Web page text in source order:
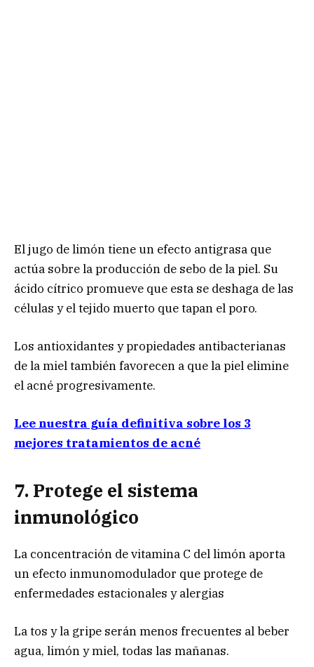
El jugo de limón tiene un efecto antigrasa que
actúa sobre la producción de sebo de la piel. Su
ácido cítrico promueve que esta se deshaga de las
células y el tejido muerto que tapan el poro.
Los antioxidantes y propiedades antibacterianas
de la miel también favorecen a que la piel elimine
el acné progresivamente.
Lee nuestra guía definitiva sobre los 3
mejores tratamientos de acné
7. Protege el sistema
inmunológico
La concentración de vitamina C del limón aporta
un efecto inmunomodulador que protege de
enfermedades estacionales y alergias
La tos y la gripe serán menos frecuentes al beber
agua, limón y miel, todas las mañanas.